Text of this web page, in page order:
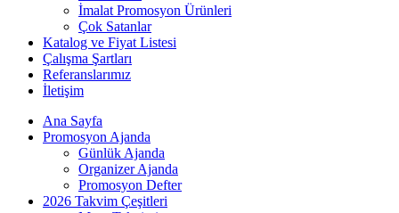
İmalat Promosyon Ürünleri
Çok Satanlar
Katalog ve Fiyat Listesi
Çalışma Şartları
Referanslarımız
İletişim
Ana Sayfa
Promosyon Ajanda
Günlük Ajanda
Organizer Ajanda
Promosyon Defter
2026 Takvim Çeşitleri